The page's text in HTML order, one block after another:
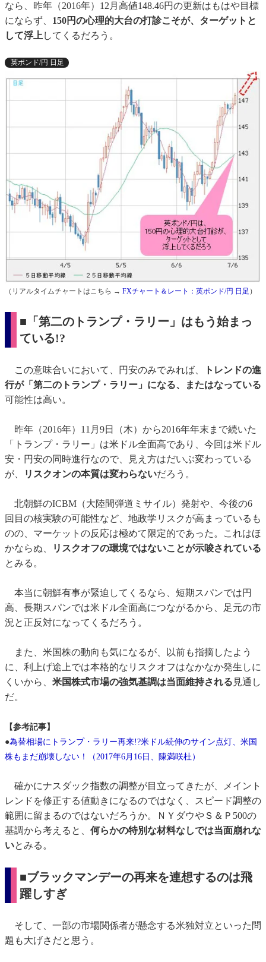
なら、昨年（2016年）12月高値148.46円の更新はもはや目標
にならず、 150円の心理的大台の打診こそが、ターゲットと
して浮上 してくるだろう。
英ポンド/円 日足
（リアルタイムチャートはこちら → FXチャート＆レート：英ポンド/円 日足 ）
■「第二のトランプ・ラリー」はもう始まっ
ている!?
この意味合いにおいて、円安のみでみれば、
トレンドの進
行が「第二のトランプ・ラリー」になる、またはなっている
可能性は高い。
昨年（2016年）11月9日（木）から2016年年末まで続いた
「トランプ・ラリー」は米ドル全面高であり、今回は米ドル
安・円安の同時進行なので、見え方はだいぶ変わっている
が、
リスクオンの本質は変わらないだろう。
北朝鮮のICBM（大陸間弾道ミサイル）発射や、今後の6
回目の核実験の可能性など、地政学リスクが高まっているも
のの、マーケットの反応は極めて限定的であった。これはほ
かならぬ、
リスクオフの環境ではないことが示唆されている
とみる。
本当に朝鮮有事が緊迫してくるなら、短期スパンでは円
高、長期スパンでは米ドル全面高につながるから、足元の市
況と正反対になってくるだろう。
また、米国株の動向も気になるが、以前も指摘したよう
に、利上げ途上では本格的なリスクオフはなかなか発生しに
くいから、 米国株式市場の強気基調は当面維持される 見通し
だ。
【参考記事】
●為替相場にトランプ・ラリー再来!?米ドル続伸のサイン点灯、米国
株もまだ崩壊しない！（2017年6月16日、陳満咲杜）
確かにナスダック指数の調整が目立ってきたが、メイント
レンドを修正する値動きになるのではなく、スピード調整の
範囲に留まるのではないだろうか。ＮＹダウやＳ＆Ｐ500の
基調から考えると、 何らかの特別な材料なしでは当面崩れな
いとみる。
■ブラックマンデーの再来を連想するのは飛
躍しすぎ
そして、一部の市場関係者が懸念する米独対立といった問
題も大げさだと思う。